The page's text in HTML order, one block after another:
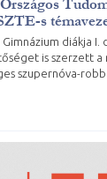
s
diákja I.
is szerzett a
szupernóva-